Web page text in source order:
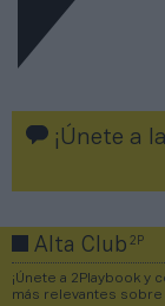
¡Únete a
Alta Club2P
¡Únete a 2Playbook
más relevantes